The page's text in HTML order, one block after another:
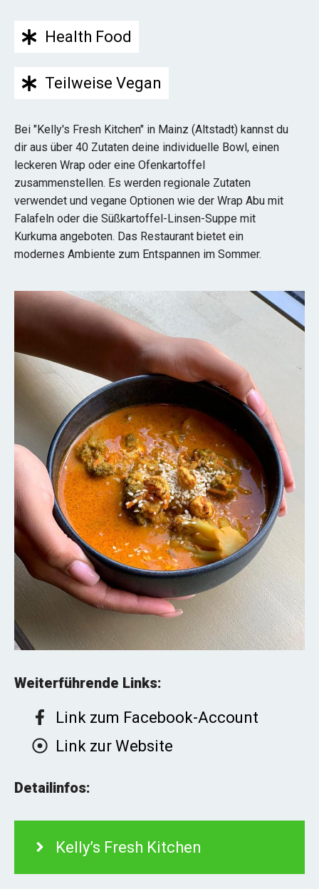
Health Food
Teilweise Vegan
Bei "Kelly's Fresh Kitchen" in Mainz (Altstadt) kannst du
dir aus über 40 Zutaten deine individuelle Bowl, einen
leckeren Wrap oder eine Ofenkartoffel
zusammenstellen. Es werden regionale Zutaten
verwendet und vegane Optionen wie der Wrap Abu mit
Falafeln oder die Süßkartoffel-Linsen-Suppe mit
Kurkuma angeboten. Das Restaurant bietet ein
modernes Ambiente zum Entspannen im Sommer.
Weiterführende Links:
Link zum Facebook-Account
Link zur Website
Detailinfos:
Kelly’s Fresh Kitchen